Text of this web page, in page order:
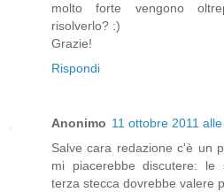
molto forte vengono
risolverlo? :)
Grazie!
Rispondi
Anonimo 11 ottobre 2011
Salve cara redazione c'è un
mi piacerebbe discutere: le
terza stecca dovrebbe valere